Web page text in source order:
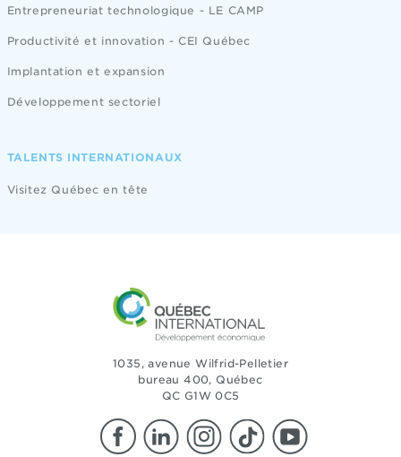
Entrepreneuriat technologique - LE CAMP
Productivité et innovation - CEI Québec
Implantation et expansion
Développement sectoriel
TALENTS INTERNATIONAUX
Visitez Québec en tête
1035, avenue Wilfrid-Pelletier
bureau 400, Québec
QC G1W 0C5